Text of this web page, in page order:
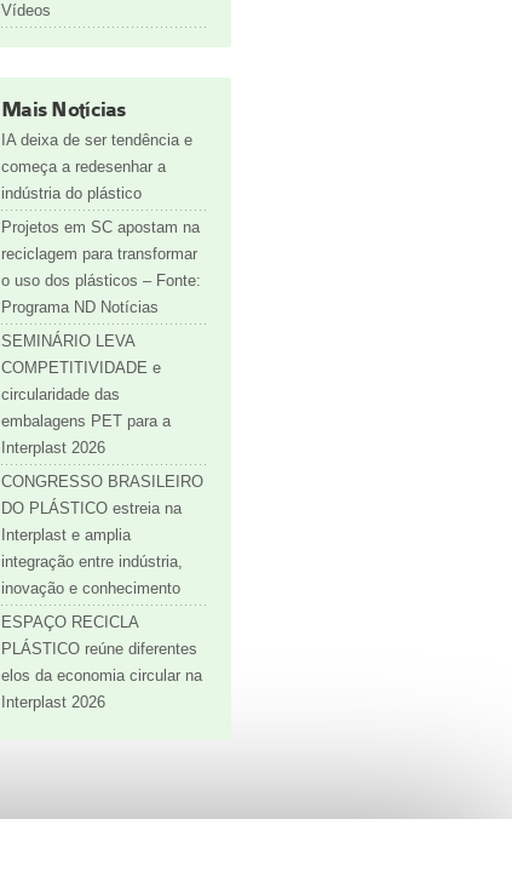
Vídeos
Mais Notícias
IA deixa de ser tendência e
começa a redesenhar a
indústria do plástico
Projetos em SC apostam na
reciclagem para transformar
o uso dos plásticos – Fonte:
Programa ND Notícias
SEMINÁRIO LEVA
COMPETITIVIDADE e
circularidade das
embalagens PET para a
Interplast 2026
CONGRESSO BRASILEIRO
DO PLÁSTICO estreia na
Interplast e amplia
integração entre indústria,
inovação e conhecimento
ESPAÇO RECICLA
PLÁSTICO reúne diferentes
elos da economia circular na
Interplast 2026